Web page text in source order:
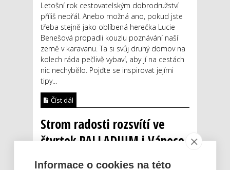
Letošní rok cestovatelským dobrodružství
příliš nepřál. Anebo možná ano, pokud jste
třeba stejně jako oblíbená herečka Lucie
Benešová propadli kouzlu poznávání naší
země v karavanu. Ta si svůj druhý domov na
kolech ráda pečlivě vybaví, aby jí na cestách
nic nechybělo. Pojďte se inspirovat jejími
tipy...
Číst dál
Strom radosti rozsvítí ve
čtvrtek PALLADIUM i Vánoce
nemocným dětem
Informace o cookies na této